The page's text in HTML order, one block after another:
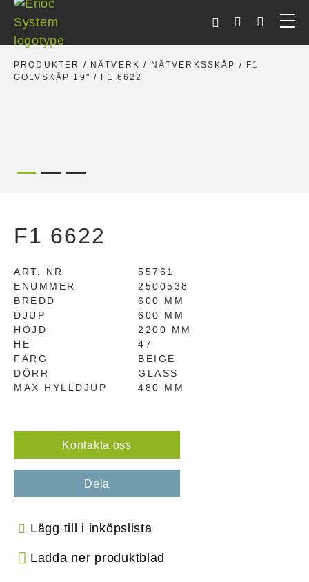
Skip
content
PRODUKTER / NÄTVERK / NÄTVERKSSKÅP / F1
GOLVSKÅP 19" / F1 6622
F1 6622
ART. NR
55761
ENUMMER
2500538
BREDD
600 MM
DJUP
600 MM
HÖJD
2200 MM
HE
47
FÄRG
BEIGE
DÖRR
GLASS
MAX HYLLDJUP
480 MM
Kontakta oss
Dela
Lägg till i inköpslista
Ladda ner produktblad